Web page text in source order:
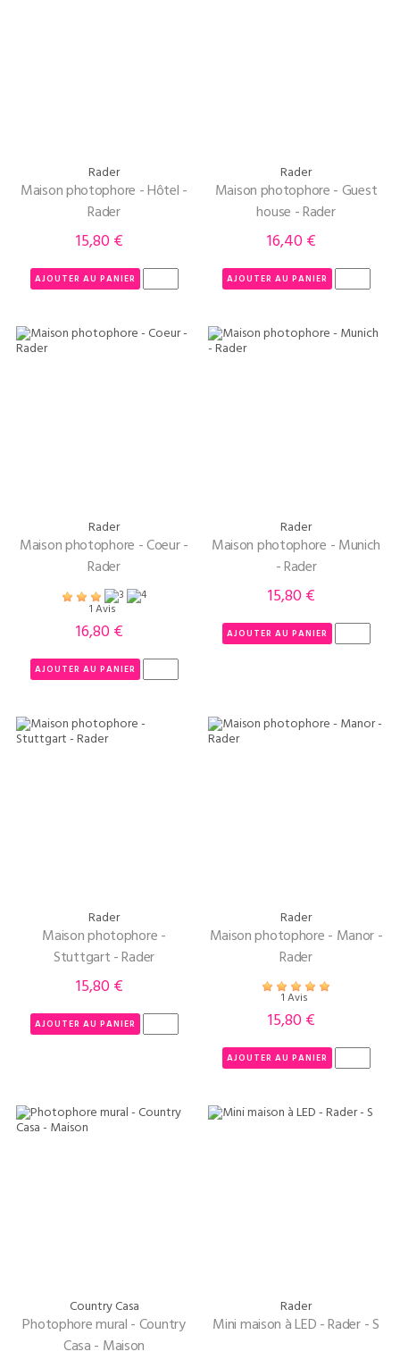
Rader
Maison photophore - Hôtel -
Rader
Prix
15,80 €
AJOUTER AU PANIER
Rader
Maison photophore - Guest
house - Rader
Prix
16,40 €
AJOUTER AU PANIER
Rader
Maison photophore - Coeur -
Rader
1 Avis
Prix
16,80 €
AJOUTER AU PANIER
Rader
Maison photophore - Munich
- Rader
Prix
15,80 €
AJOUTER AU PANIER
Rader
Maison photophore -
Stuttgart - Rader
Prix
15,80 €
AJOUTER AU PANIER
Rader
Maison photophore - Manor -
Rader
1 Avis
Prix
15,80 €
AJOUTER AU PANIER
Country Casa
Photophore mural - Country
Casa - Maison
Rader
Mini maison à LED - Rader - S